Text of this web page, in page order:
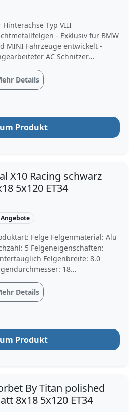
Hinterachse Typ VIII
- Exklusiv für BMW
MINI Fahrzeuge entwickelt -
AC Schnitzer
das einen direkten Blick auf
Bremsen gewährt Einzigartigkeit
Details
Produkt
X10 Racing schwarz
5x120 ET34
Felge Felgenmaterial: Alu
5 Felgeneigenschaften:
Felgenbreite: 8.0
18
72.6 Felgenfarbe:
racingschwarz Einpresstiefe: 34
Details
Produkt
By Titan polished
8x18 5x120 ET34